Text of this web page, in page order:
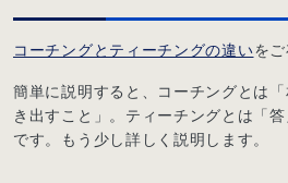
コーチングとティーチングの違いを
簡単に説明すると、コーチングとは「
き出すこと」。ティーチングとは「答
です。もう少し詳しく説明します。